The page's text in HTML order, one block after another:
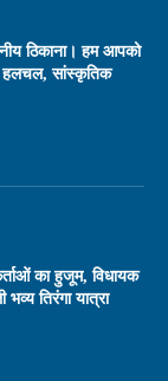
ठिकाना। हम आपको
हलचल, सांस्कृतिक
का हुजूम, विधायक
तिरंगा यात्रा